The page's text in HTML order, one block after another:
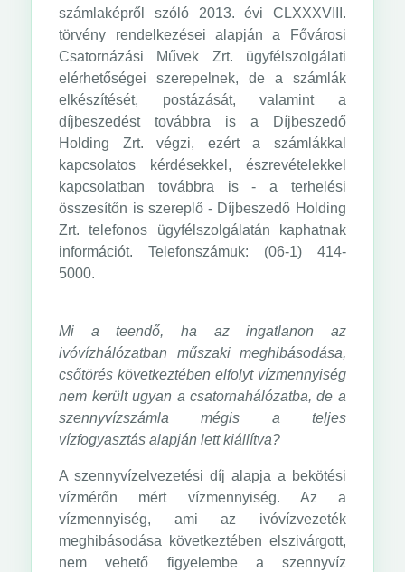
számlaképről szóló 2013. évi CLXXXVIII.
törvény rendelkezései alapján a Fővárosi
Csatornázási Művek Zrt. ügyfélszolgálati
elérhetőségei szerepelnek, de a számlák
elkészítését, postázását, valamint a
díjbeszedést továbbra is a Díjbeszedő
Holding Zrt. végzi, ezért a számlákkal
kapcsolatos kérdésekkel, észrevételekkel
kapcsolatban továbbra is - a terhelési
összesítőn is szereplő - Díjbeszedő Holding
Zrt. telefonos ügyfélszolgálatán kaphatnak
információt. Telefonszámuk: (06-1) 414-
5000.
Mi a teendő, ha az ingatlanon az
ivóvízhálózatban műszaki meghibásodása,
csőtörés következtében elfolyt vízmennyiség
nem került ugyan a csatornahálózatba, de a
szennyvízszámla mégis a teljes
vízfogyasztás alapján lett kiállítva?
A szennyvízelvezetési díj alapja a bekötési
vízmérőn mért vízmennyiség. Az a
vízmennyiség, ami az ivóvízvezeték
meghibásodása következtében elszivárgott,
nem vehető figyelembe a szennyvíz